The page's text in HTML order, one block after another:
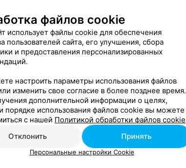
профессионалы своего дела! Всем рекомендую! Еще
файлов cookie
использует файлы cookie для обеспечения
пользователей сайта, его улучшения, сбора
и предоставления персонализированных
настроить параметры использования файлов
изменить свое согласие в более позднее время.
дополнительной информации о целях,
порядке использования файлов cookie вы можете
с нашей Политикой обработки файлов cookie
Отклонить
Принять
Персональные настройки Cookie